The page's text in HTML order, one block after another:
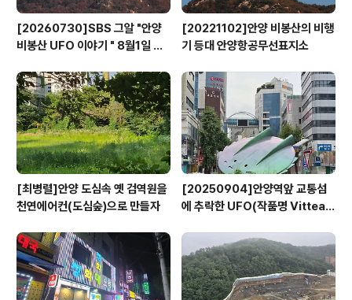
[20260730]SBS 그알 "안양
비봉산 UFO 이야기 " 8월1일 방
[20221102]안양 비봉산의 비행
기 등대 안양항공무선표지소
[최병렬]안양 도심속 옛 검역원을
천연에어컨(도심숲)으로 만들자
[20250904]안양역앞 교통섬
에 추락한 UFO(작품명 Vitteau